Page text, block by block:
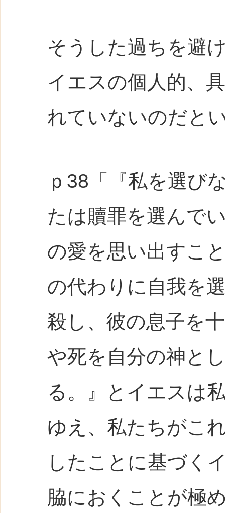
そうした過ちを避
イエスの個人的、
れていないのだと
ｐ38「『私を選び
たは贖罪を選んで
の愛を思い出すこ
の代わりに自我を
殺し、彼の息子を
や死を自分の神と
る。』とイエスは
ゆえ、私たちがこ
したことに基づく
脇におくことが極